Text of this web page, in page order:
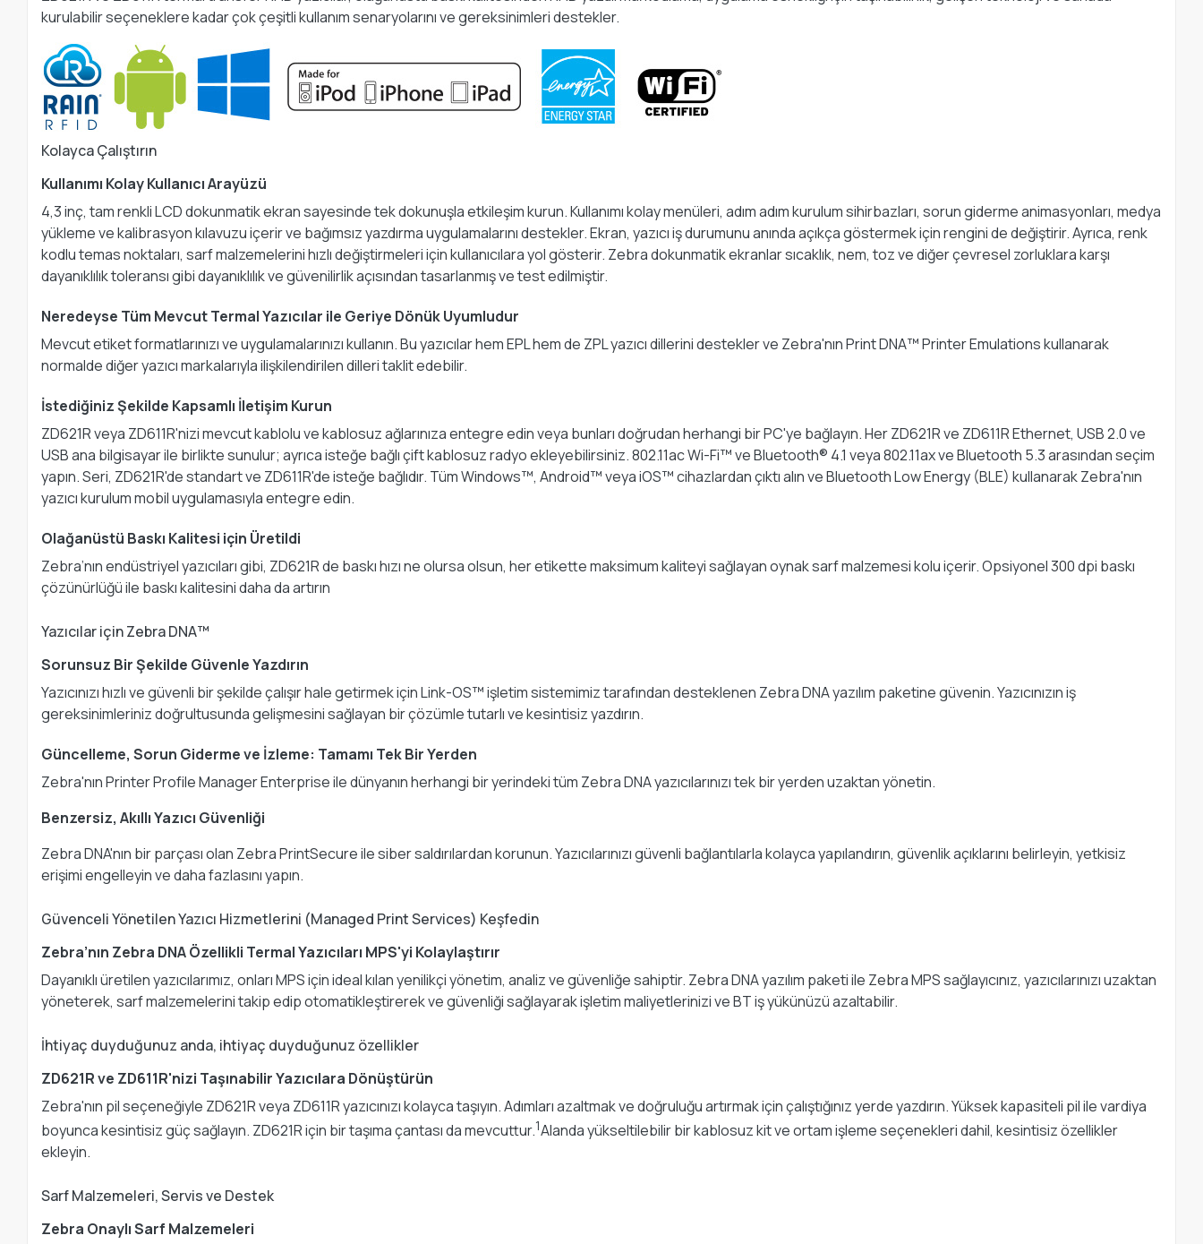
kurulabilir seçeneklere kadar çok çeşitli kullanım senaryolarını ve gereksinimleri destekler.
Kolayca Çalıştırın
Kullanımı Kolay Kullanıcı Arayüzü
4,3 inç, tam renkli LCD dokunmatik ekran sayesinde tek dokunuşla etkileşim kurun. Kullanımı kolay menüleri, adım adım kurulum sihirbazları, sorun giderme animasyonları, medya
yükleme ve kalibrasyon kılavuzu içerir ve bağımsız yazdırma uygulamalarını destekler. Ekran, yazıcı iş durumunu anında açıkça göstermek için rengini de değiştirir. Ayrıca, renk
kodlu temas noktaları, sarf malzemelerini hızlı değiştirmeleri için kullanıcılara yol gösterir. Zebra dokunmatik ekranlar sıcaklık, nem, toz ve diğer çevresel zorluklara karşı
dayanıklılık toleransı gibi dayanıklılık ve güvenilirlik açısından tasarlanmış ve test edilmiştir.
Neredeyse Tüm Mevcut Termal Yazıcılar ile Geriye Dönük Uyumludur
Mevcut etiket formatlarınızı ve uygulamalarınızı kullanın. Bu yazıcılar hem EPL hem de ZPL yazıcı dillerini destekler ve Zebra'nın Print DNA™ Printer Emulations kullanarak
normalde diğer yazıcı markalarıyla ilişkilendirilen dilleri taklit edebilir.
İstediğiniz Şekilde Kapsamlı İletişim Kurun
ZD621R veya ZD611R'nizi mevcut kablolu ve kablosuz ağlarınıza entegre edin veya bunları doğrudan herhangi bir PC'ye bağlayın. Her ZD621R ve ZD611R Ethernet, USB 2.0 ve
USB ana bilgisayar ile birlikte sunulur; ayrıca isteğe bağlı çift kablosuz radyo ekleyebilirsiniz. 802.11ac Wi-Fi™ ve Bluetooth® 4.1 veya 802.11ax ve Bluetooth 5.3 arasından seçim
yapın. Seri, ZD621R'de standart ve ZD611R'de isteğe bağlıdır. Tüm Windows™, Android™ veya iOS™ cihazlardan çıktı alın ve Bluetooth Low Energy (BLE) kullanarak Zebra'nın
yazıcı kurulum mobil uygulamasıyla entegre edin.
Olağanüstü Baskı Kalitesi için Üretildi
Zebra’nın endüstriyel yazıcıları gibi, ZD621R de baskı hızı ne olursa olsun, her etikette maksimum kaliteyi sağlayan oynak sarf malzemesi kolu içerir. Opsiyonel 300 dpi baskı
çözünürlüğü ile baskı kalitesini daha da artırın
Yazıcılar için Zebra DNA™
Sorunsuz Bir Şekilde Güvenle Yazdırın
Yazıcınızı hızlı ve güvenli bir şekilde çalışır hale getirmek için Link-OS™ işletim sistemimiz tarafından desteklenen Zebra DNA yazılım paketine güvenin. Yazıcınızın iş
gereksinimleriniz doğrultusunda gelişmesini sağlayan bir çözümle tutarlı ve kesintisiz yazdırın.
Güncelleme, Sorun Giderme ve İzleme: Tamamı Tek Bir Yerden
Zebra'nın Printer Profile Manager Enterprise ile dünyanın herhangi bir yerindeki tüm Zebra DNA yazıcılarınızı tek bir yerden uzaktan yönetin.
Benzersiz, Akıllı Yazıcı Güvenliği
Zebra DNA'nın bir parçası olan Zebra PrintSecure ile siber saldırılardan korunun. Yazıcılarınızı güvenli bağlantılarla kolayca yapılandırın, güvenlik açıklarını belirleyin, yetkisiz
erişimi engelleyin ve daha fazlasını yapın.
Güvenceli Yönetilen Yazıcı Hizmetlerini (Managed Print Services) Keşfedin
Zebra’nın Zebra DNA Özellikli Termal Yazıcıları MPS'yi Kolaylaştırır
Dayanıklı üretilen yazıcılarımız, onları MPS için ideal kılan yenilikçi yönetim, analiz ve güvenliğe sahiptir. Zebra DNA yazılım paketi ile Zebra MPS sağlayıcınız, yazıcılarınızı uzaktan
yöneterek, sarf malzemelerini takip edip otomatikleştirerek ve güvenliği sağlayarak işletim maliyetlerinizi ve BT iş yükünüzü azaltabilir.
İhtiyaç duyduğunuz anda, ihtiyaç duyduğunuz özellikler
ZD621R ve ZD611R'nizi Taşınabilir Yazıcılara Dönüştürün
Zebra'nın pil seçeneğiyle ZD621R veya ZD611R yazıcınızı kolayca taşıyın. Adımları azaltmak ve doğruluğu artırmak için çalıştığınız yerde yazdırın. Yüksek kapasiteli pil ile vardiya
boyunca kesintisiz güç sağlayın. ZD621R için bir taşıma çantası da mevcuttur.1Alanda yükseltilebilir bir kablosuz kit ve ortam işleme seçenekleri dahil, kesintisiz özellikler
ekleyin.
Sarf Malzemeleri, Servis ve Destek
Zebra Onaylı Sarf Malzemeleri